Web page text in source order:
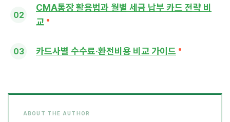
CMA통장 활용법과 월별 세금 납부 카드 전략 비
교
카드사별 수수료·환전비용 비교 가이드
ABOUT THE AUTHOR